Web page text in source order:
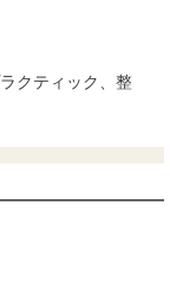
クティック、整